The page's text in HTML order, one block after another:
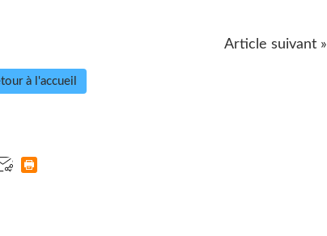
Article suivant »
à l'accueil